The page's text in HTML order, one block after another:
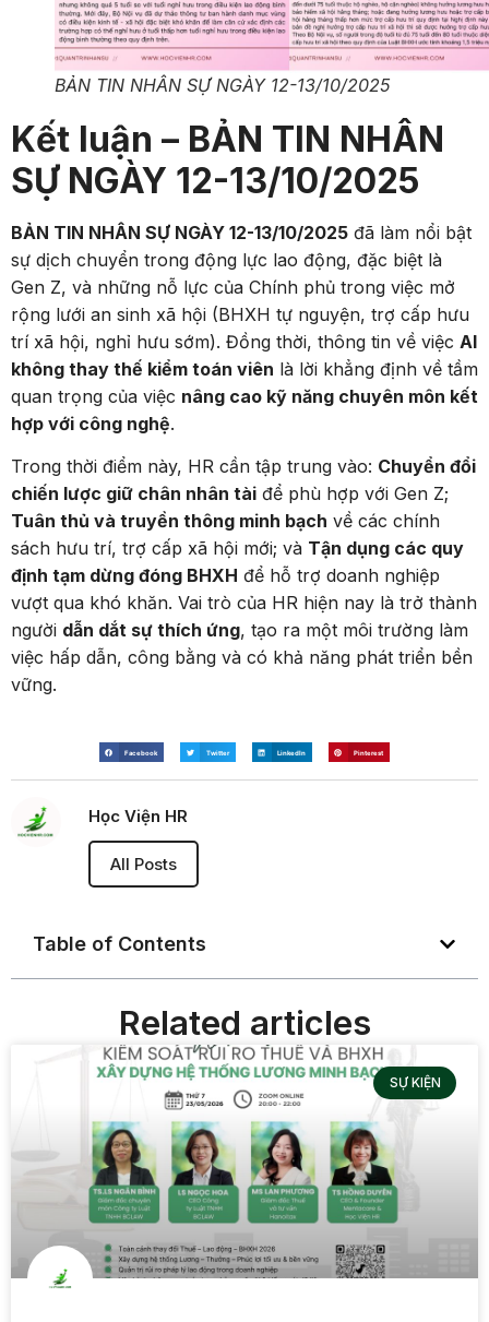
BẢN TIN NHÂN SỰ NGÀY 12-13/10/2025
Kết luận – BẢN TIN NHÂN
SỰ NGÀY 12-13/10/2025
BẢN TIN NHÂN SỰ NGÀY 12-13/10/2025 đã làm nổi bật
sự dịch chuyển trong động lực lao động, đặc biệt là
Gen Z, và những nỗ lực của Chính phủ trong việc mở
rộng lưới an sinh xã hội (BHXH tự nguyện, trợ cấp hưu
trí xã hội, nghỉ hưu sớm). Đồng thời, thông tin về việc AI
không thay thế kiểm toán viên là lời khẳng định về tầm
quan trọng của việc nâng cao kỹ năng chuyên môn kết
hợp với công nghệ.
Trong thời điểm này, HR cần tập trung vào: Chuyển đổi
chiến lược giữ chân nhân tài để phù hợp với Gen Z;
Tuân thủ và truyền thông minh bạch về các chính
sách hưu trí, trợ cấp xã hội mới; và Tận dụng các quy
định tạm dừng đóng BHXH để hỗ trợ doanh nghiệp
vượt qua khó khăn. Vai trò của HR hiện nay là trở thành
người dẫn dắt sự thích ứng, tạo ra một môi trường làm
việc hấp dẫn, công bằng và có khả năng phát triển bền
vững.
Facebook Twitter LinkedIn Pinterest
Học Viện HR
All Posts
Table of Contents
Related articles
SỰ KIỆN